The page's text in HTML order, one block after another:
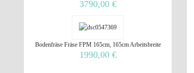
3790,00 €
Bodenfräse Fräse FPM 165cm, 165cm Arbeitsbreite
1990,00 €